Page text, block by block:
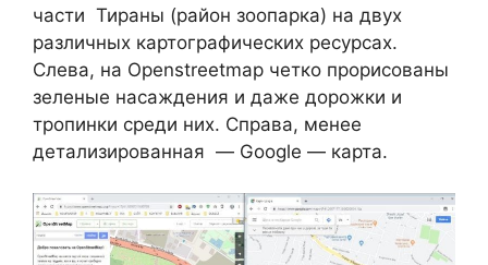
части Тираны (район зоопарка) на двух
различных картографических ресурсах.
Слева, на Оpenstreetmap четко прорисованы
зеленые насаждения и даже дорожки и
тропинки среди них. Справа, менее
детализированная — Google — карта.